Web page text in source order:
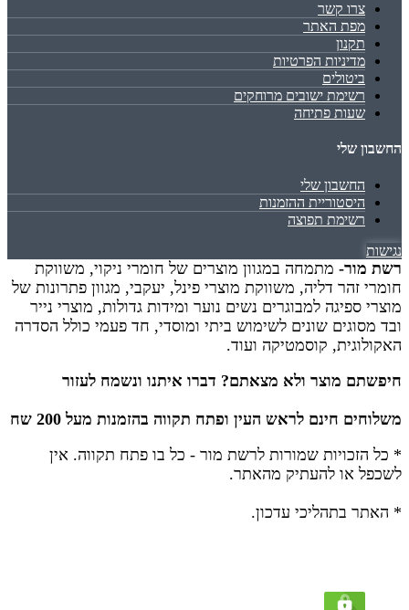
צרו קשר
מפת האתר
תקנון
מדיניות הפרטיות
ביטולים
רשימת ישובים מרוחקים
שעות פתיחה
החשבון שלי
החשבון שלי
היסטוריית ההזמנות
רשימת תפוצה
נגישות
רשת מור- מתמחה במגוון מוצרים של חומרי ניקוי, משווקת
חומרי זהר דליה, משווקת מוצרי פינל, יעקבי, מגוון פתרונות של
מוצרי ספיגה למבוגרים נשים נוער ומידות גדולות, מוצרי נייר
ובד מסוגים שונים לשימוש ביתי ומוסדי, חד פעמי כולל הסדרה
האקולוגית, קוסמטיקה ועוד.
חיפשתם מוצר ולא מצאתם? דברו איתנו ונשמח לעזור
משלוחים חינם לראש העין ופתח תקווה בהזמנות מעל 200 שח
* כל הזכויות שמורות לרשת מור - כל בו פתח תקווה. אין
לשכפל או להעתיק מהאתר.
* האתר בתהליכי עדכון.